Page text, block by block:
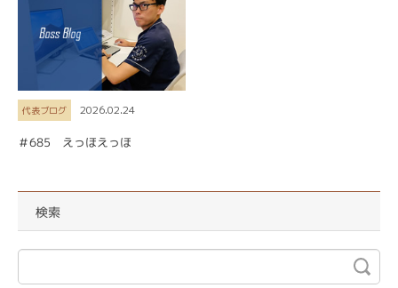
代表ブログ 2026.02.24
＃685 えっほえっほ
検索